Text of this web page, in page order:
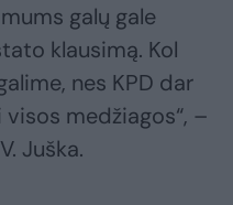
galų gale
klausimą. Kol
nes KPD dar
medžiagos“, –
Juška.